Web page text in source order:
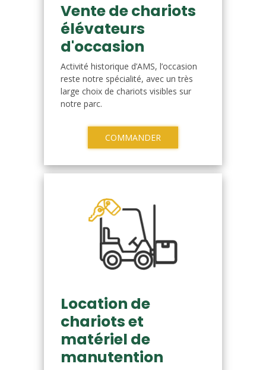
Vente de chariots
élévateurs
d'occasion
Activité historique d’AMS, l’occasion
reste notre spécialité, avec un très
large choix de chariots visibles sur
notre parc.
COMMANDER
Location de
chariots et
matériel de
manutention